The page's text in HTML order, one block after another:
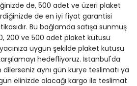
de, 500 adet ve üzeri plaket
de en iyi fiyat garantisi
Bu bağlamda satışa sunmuş
200 ve 500 adet plaket kutusu
uygun şekilde plaket kutusu
hedefliyoruz. İstanbul'da
aynı gün kurye teslimatı ya
elinizde olacağı kargo ile teslimat